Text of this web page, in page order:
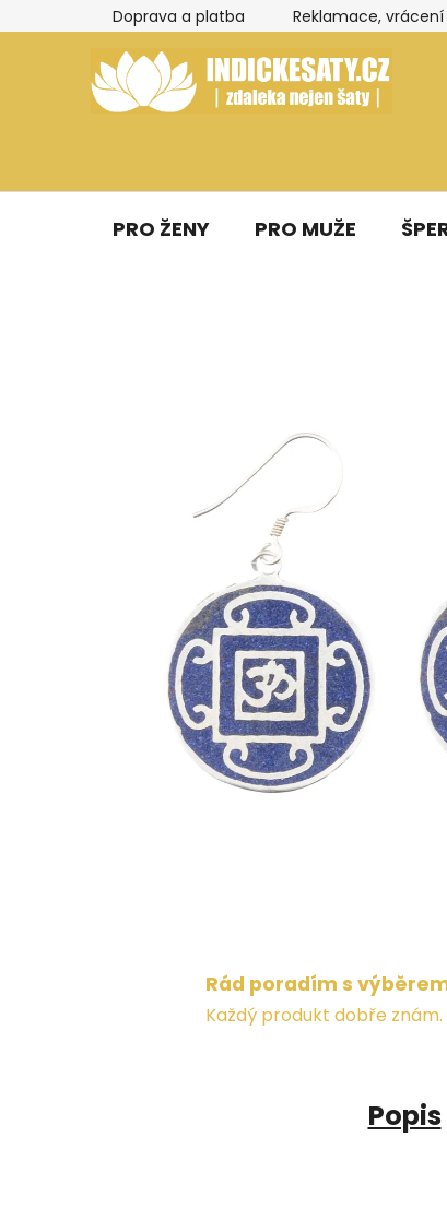
na
Doprava a platba Reklamace,
PRO ŽENY PRO MUŽE
Rád poradím s
Každý produkt dobře znám.
Popis